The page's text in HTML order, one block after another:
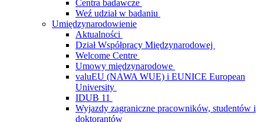
Centra badawcze
Weź udział w badaniu
Umiędzynarodowienie
Aktualności
Dział Współpracy Międzynarodowej
Welcome Centre
Umowy międzynarodowe
valuEU (NAWA WUE) i EUNICE European
University
IDUB 11
Wyjazdy zagraniczne pracowników, studentów i
doktorantów